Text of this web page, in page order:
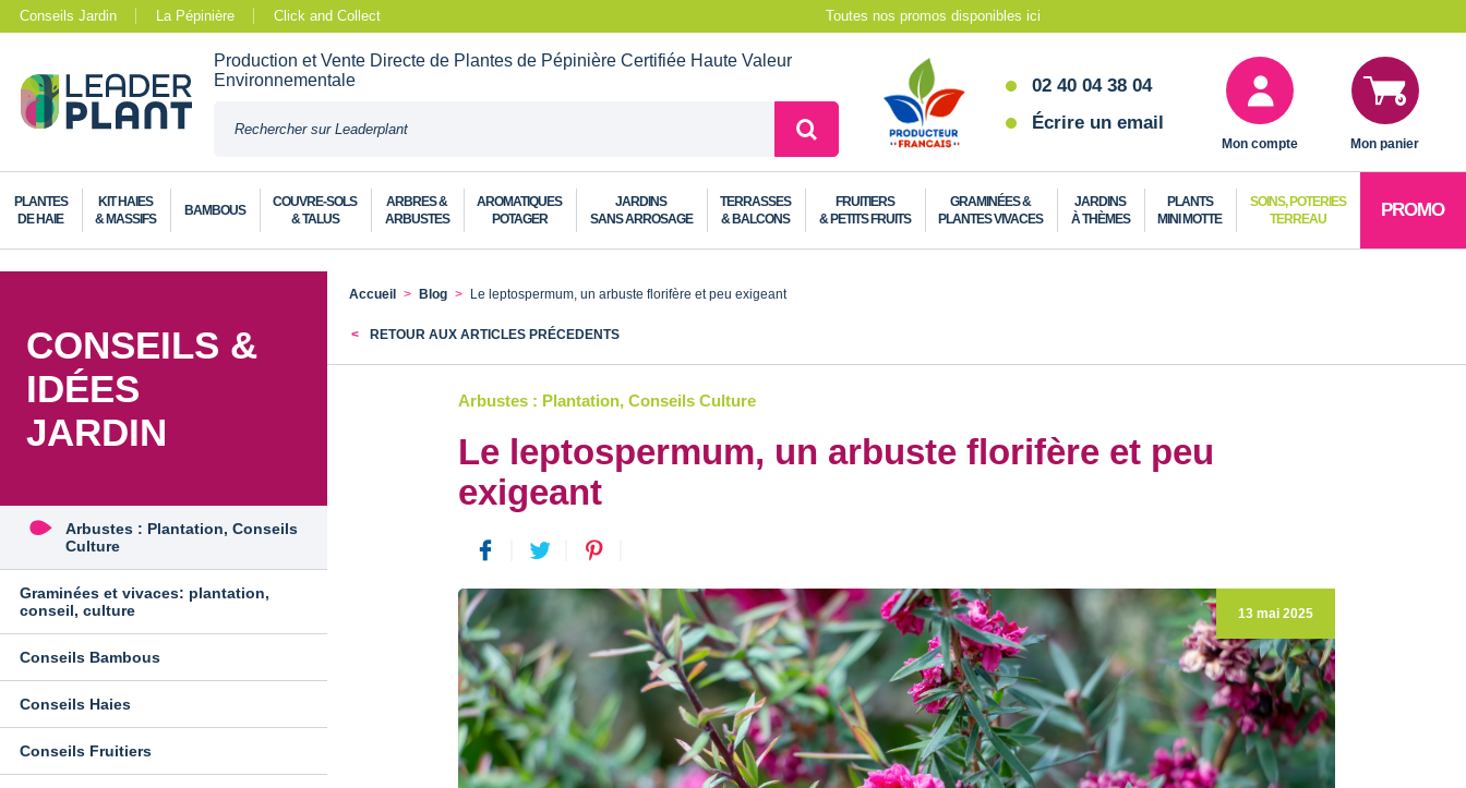
Conseils Jardin La Pépinière Click and Collect Toutes nos promos disponibles ici
Production et Vente Directe de Plantes de Pépinière Certifiée Haute Valeur
Environnementale
02 40 04 38 04
Écrire un email
Mon compte Mon panier
PLANTES
DE HAIE
KIT HAIES
& MASSIFS
BAMBOUS
COUVRE-SOLS
& TALUS
ARBRES &
ARBUSTES
AROMATIQUES
POTAGER
JARDINS
SANS ARROSAGE
TERRASSES
& BALCONS
FRUITIERS
& PETITS FRUITS
GRAMINÉES &
PLANTES VIVACES
JARDINS
À THÈMES
PLANTS
MINI MOTTE
SOINS, POTERIES
TERREAU
PROMO
CONSEILS &
IDÉES
JARDIN
Arbustes : Plantation, Conseils
Culture
Graminées et vivaces: plantation,
conseil, culture
Conseils Bambous
Conseils Haies
Conseils Fruitiers
Accueil Blog Le leptospermum, un arbuste florifère et peu exigeant
RETOUR AUX ARTICLES PRÉCEDENTS
Arbustes : Plantation, Conseils Culture
Le leptospermum, un arbuste florifère et peu
exigeant
13 mai 2025